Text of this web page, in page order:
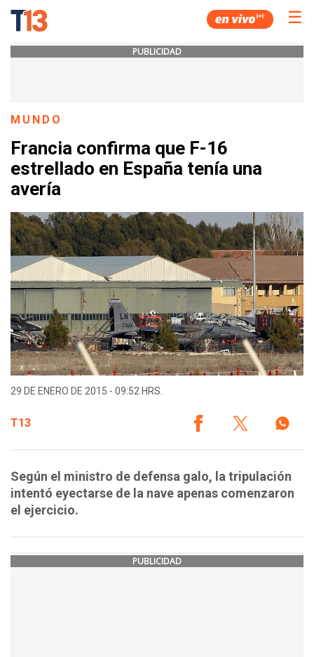
☰
PUBLICIDAD
MUNDO
Francia confirma que F-16
estrellado en España tenía una
avería
29 DE ENERO DE 2015 - 09:52 HRS.
T13
Según el ministro de defensa galo, la tripulación
intentó eyectarse de la nave apenas comenzaron
el ejercicio.
PUBLICIDAD